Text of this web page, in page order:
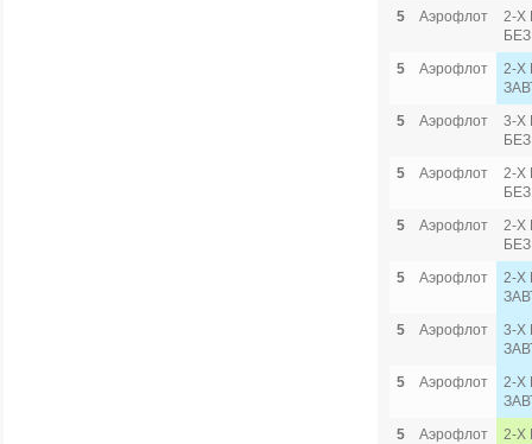
5
Аэрофлот
2-Х
5
Аэрофлот
2-Х
5
Аэрофлот
3-Х
5
Аэрофлот
2-Х
5
Аэрофлот
2-Х
5
Аэрофлот
2-Х
5
Аэрофлот
3-Х
5
Аэрофлот
2-Х
5
Аэрофлот
2-Х